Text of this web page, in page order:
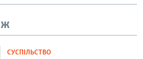
СУСПІЛЬСТВО